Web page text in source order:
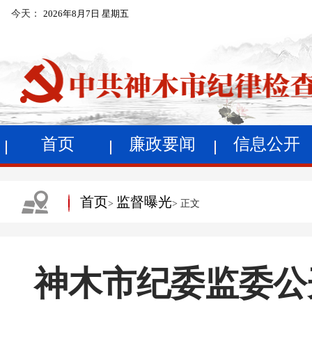
今天： 2026年8月7日 星期五
首页 廉政要闻 信息公开
首页> 监督曝光> 正文
神木市纪委监委